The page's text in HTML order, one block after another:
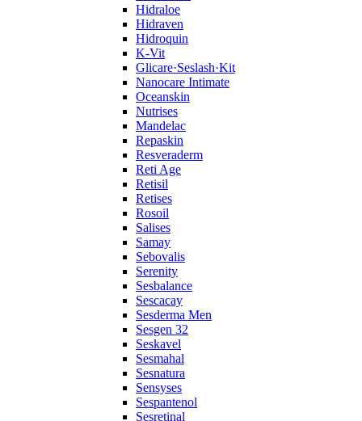
Hidraloe
Hidraven
Hidroquin
K-Vit
Glicare·Seslash·Kit
Nanocare Intimate
Oceanskin
Nutrises
Mandelac
Repaskin
Resveraderm
Reti Age
Retisil
Retises
Rosoil
Salises
Samay
Sebovalis
Serenity
Sesbalance
Sescacay
Sesderma Men
Sesgen 32
Seskavel
Sesmahal
Sesnatura
Sensyses
Sespantenol
Sesretinal